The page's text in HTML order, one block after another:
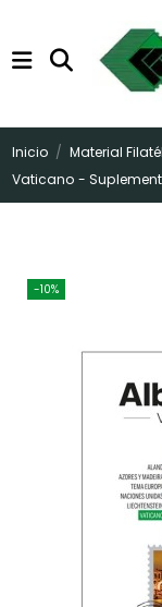
Inicio Material
Vaticano -
-10%